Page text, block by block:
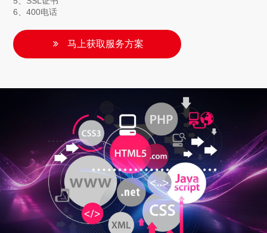
6、400电话
马上获取服务方案